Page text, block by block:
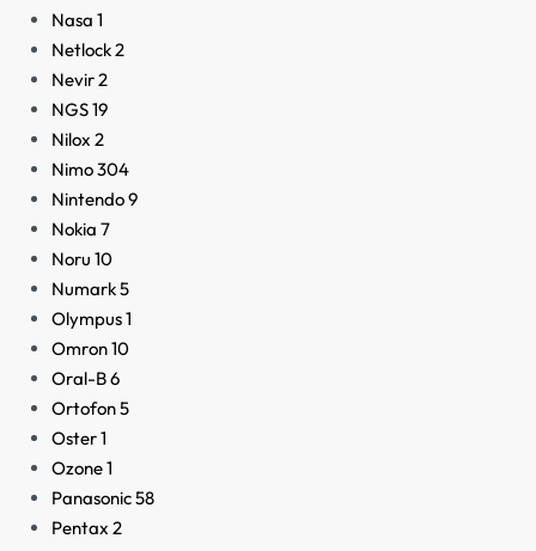
Nasa 1
Netlock2
Nevir2
NGS19
Nilox 2
Nimo304
Nintendo9
Nokia 7
Noru 10
Numark5
Olympus1
Omron10
Oral-B6
Ortofon5
Oster1
Ozone1
Panasonic58
Pentax 2